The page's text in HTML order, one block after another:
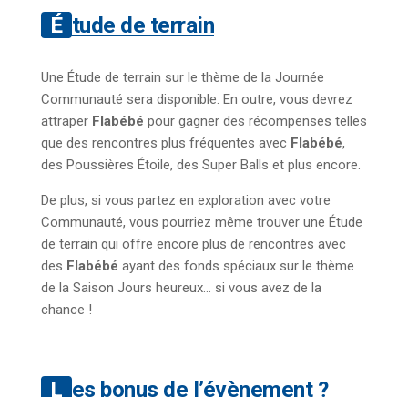
Étude de terrain
Une Étude de terrain sur le thème de la Journée
Communauté sera disponible. En outre, vous devrez
attraper Flabébé pour gagner des récompenses telles
que des rencontres plus fréquentes avec Flabébé,
des Poussières Étoile, des Super Balls et plus encore.
De plus, si vous partez en exploration avec votre
Communauté, vous pourriez même trouver une Étude
de terrain qui offre encore plus de rencontres avec
des Flabébé ayant des fonds spéciaux sur le thème
de la Saison Jours heureux… si vous avez de la
chance !
Les bonus de l’évènement ?